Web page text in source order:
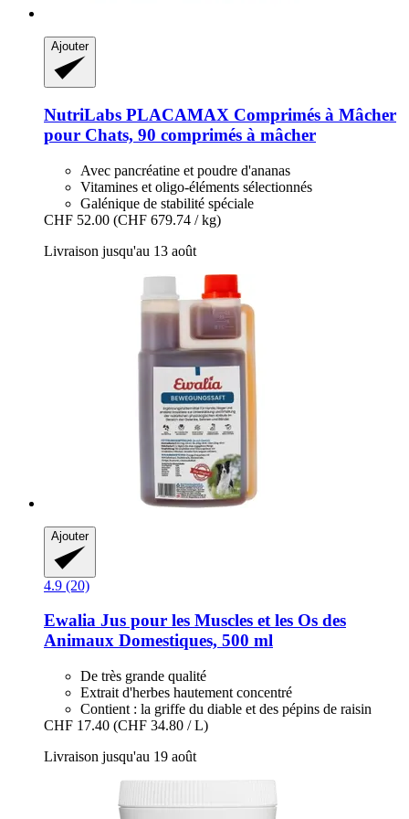
Ajouter
NutriLabs PLACAMAX Comprimés à Mâcher
pour Chats, 90 comprimés à mâcher
Avec pancréatine et poudre d'ananas
Vitamines et oligo-éléments sélectionnés
Galénique de stabilité spéciale
CHF 52.00 (CHF 679.74 / kg)
Livraison jusqu'au 13 août
Ajouter
4.9 (20)
Ewalia Jus pour les Muscles et les Os des
Animaux Domestiques, 500 ml
De très grande qualité
Extrait d'herbes hautement concentré
Contient : la griffe du diable et des pépins de raisin
CHF 17.40 (CHF 34.80 / L)
Livraison jusqu'au 19 août